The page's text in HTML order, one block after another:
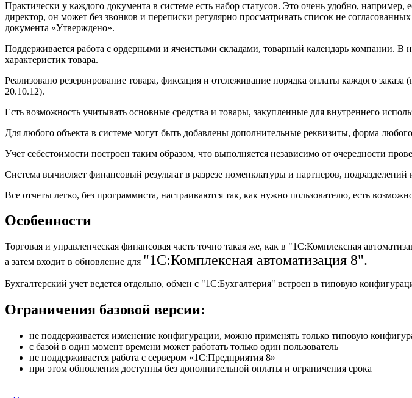
Практически у каждого документа в системе есть набор статусов. Это очень удобно,
директор, он может без звонков и переписки регулярно просматривать список не
документа «Утверждено».
Поддерживается работа с ордерными и ячеистыми складами, товарный календарь компании.
характеристик товара.
Реализовано резервирование товара, фиксация и отслеживание порядка оплаты каждого
20.10.12).
Есть возможность учитывать основные средства и товары, закупленные для внутреннего
Для любого объекта в системе могут быть добавлены дополнительные реквизиты, форма
Учет себестоимости построен таким образом, что выполняется независимо от очередности
Система вычисляет финансовый результат в разрезе номенклатуры и партнеров,
Все отчеты легко, без программиста, настраиваются так, как нужно пользователю, есть
Особенности
Торговая и управленческая финансовая часть точно такая же, как в "1С:Комплексная
а затем входит в обновление для "1С:Комплексная автоматизация 8".
Бухгалтерский учет ведется отдельно, обмен с "1С:Бухгалтерия" встроен в типовую
Ограничения базовой версии:
не поддерживается изменение конфигурации, можно применять только типовую
с базой в один момент времени может работать только один пользователь
не поддерживается работа с сервером «1С:Предприятия 8»
при этом обновления доступны без дополнительной оплаты и ограничения срока